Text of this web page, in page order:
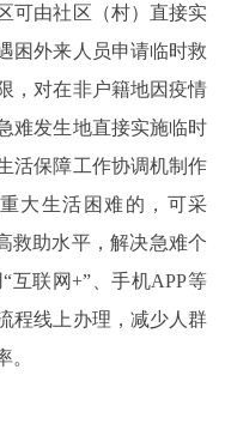
可由社区（村）直接实
困外来人员申请临时救
，对在非户籍地因疫情
难发生地直接实施临时
活保障工作协调机制作
大生活困难的，可采
救助水平，解决急难个
互联网+”、手机APP等
程线上办理，减少人群
。